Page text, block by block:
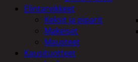
Elintarvikkeet
Keksit ja piparit
Makeiset
Mausteet
Kausituotteet